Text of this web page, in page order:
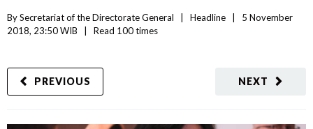
By Secretariat of the Directorate General Headline
5 November
2018, 23:50 WIB
Read 100 times
NEXT
PREVIOUS